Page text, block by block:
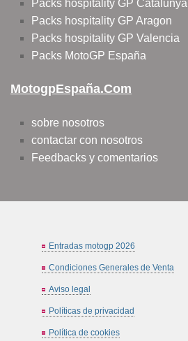
Packs hospitality GP Catalunya
Packs hospitality GP Aragon
Packs hospitality GP Valencia
Packs MotoGP España
MotogpEspaña.com
sobre nosotros
contactar con nosotros
Feedbacks y comentarios
Entradas motogp 2026
Condiciones Generales de Venta
Aviso legal
Políticas de privacidad
Política de cookies